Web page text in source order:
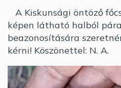
A Kiskunsági öntöző
képen látható halból
beazonosítására
kérni! Köszönettel: N. A.